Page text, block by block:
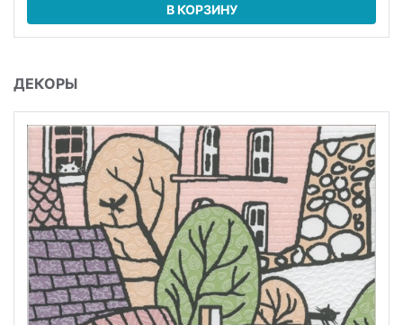
В КОРЗИНУ
ДЕКОРЫ